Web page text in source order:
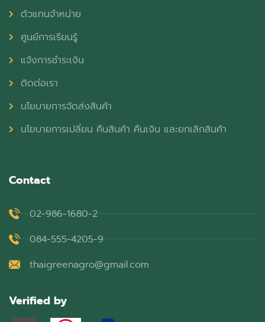
ตัวแทนจำหน่าย
ศูนย์การเรียนรู้
แจ้งการชำระเงิน
ติดต่อเรา
นโยบายการจัดส่งสินค้า
นโยบายการเปลี่ยน คืนสินค้า คืนเงิน และยกเลิกสินค้า
Contact
02-986-1680-2
084-555-4205-9
thaigreenagro@gmail.com
Verified by